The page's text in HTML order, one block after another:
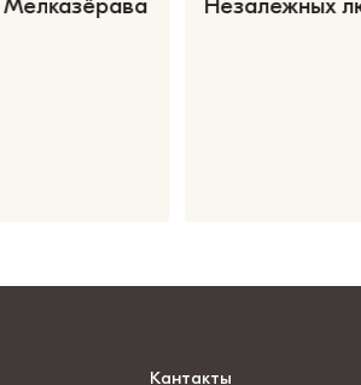
Мелказёрава
Незалежных
Кантакты